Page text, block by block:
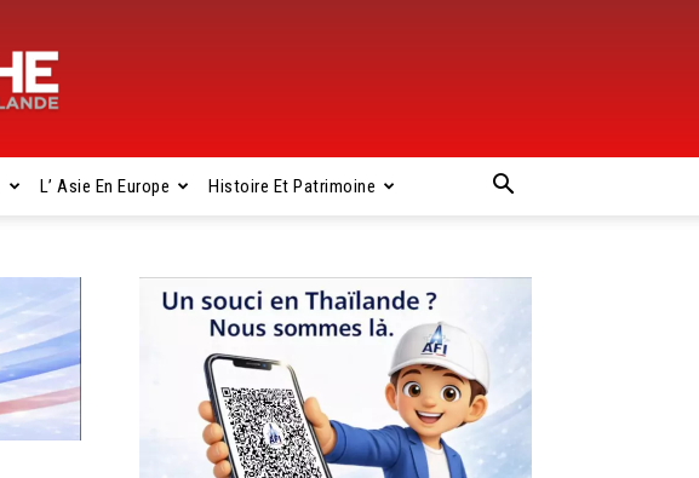
L’ Asie En Europe Histoire Et Patrimoine